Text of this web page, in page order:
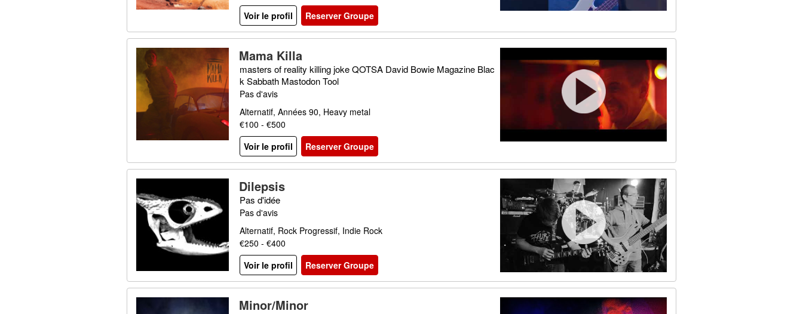
Voir le profil
Reserver Groupe
Mama Killa
masters of reality killing joke QOTSA David Bowie Magazine Blac
k Sabbath Mastodon Tool
Pas d'avis
Alternatif, Années 90, Heavy metal
€100 - €500
Voir le profil
Reserver Groupe
Dilepsis
Pas d'idée
Pas d'avis
Alternatif, Rock Progressif, Indie Rock
€250 - €400
Voir le profil
Reserver Groupe
Minor/Minor